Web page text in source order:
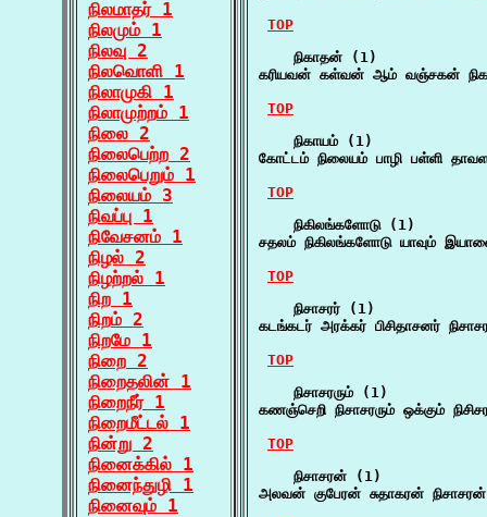
நிலமாதர் 1
நிலமும் 1
நிலவு 2
நிலவொளி 1
நிலாமுகி 1
நிலாமுற்றம் 1
நிலை 2
நிலைபெற்ற 2
நிலைபெறும் 1
நிலையம் 3
நிவப்பு 1
நிவேசனம் 1
நிழல் 2
நிழற்றல் 1
நிற 1
நிறம் 2
நிறமே 1
நிறை 2
நிறைதலின் 1
நிறைநீர் 1
நிறைமீட்டல் 1
நின்று 2
நினைக்கில் 1
நினைந்துழி 1
நினைவும் 1
TOP
    நிகாதன் (1)
கரியவன் கள்வன் ஆம் வஞ்சகன்
TOP
    நிகாயம் (1)
கோட்டம் நிலையம் பாழி பள்ளி
TOP
    நிகிலங்களோடு (1)
சதலம் நிகிலங்களோடு யாவும்
TOP
    நிசாசரர் (1)
கடங்கடர் அரக்கர் பிசிதாசனர்
TOP
    நிசாசரரும் (1)
கணஞ்செறி நிசாசரரும் ஒக்கும்
TOP
    நிசாசரன் (1)
அலவன் குபேரன் சுதாகரன்